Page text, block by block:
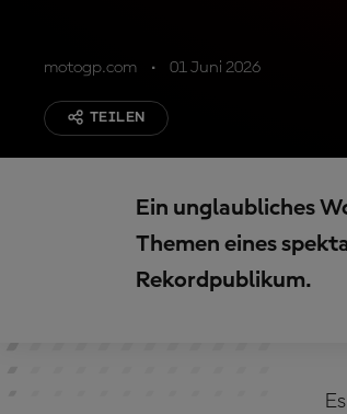
motogp.com 01 Juni 2026
TEILEN
Ein unglaubliches
Themen eines
Rekordpublikum.